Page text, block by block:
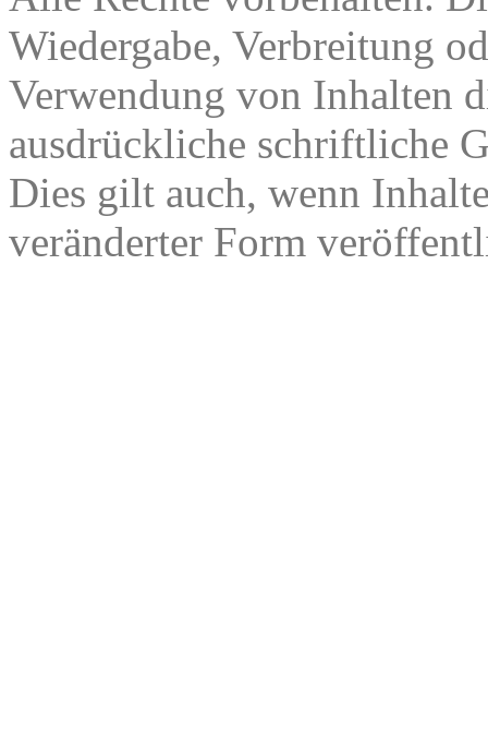
Wiedergabe, Verbreitung
Verwendung von Inhalten
ausdrückliche schriftliche
Dies gilt auch, wenn
veränderter Form